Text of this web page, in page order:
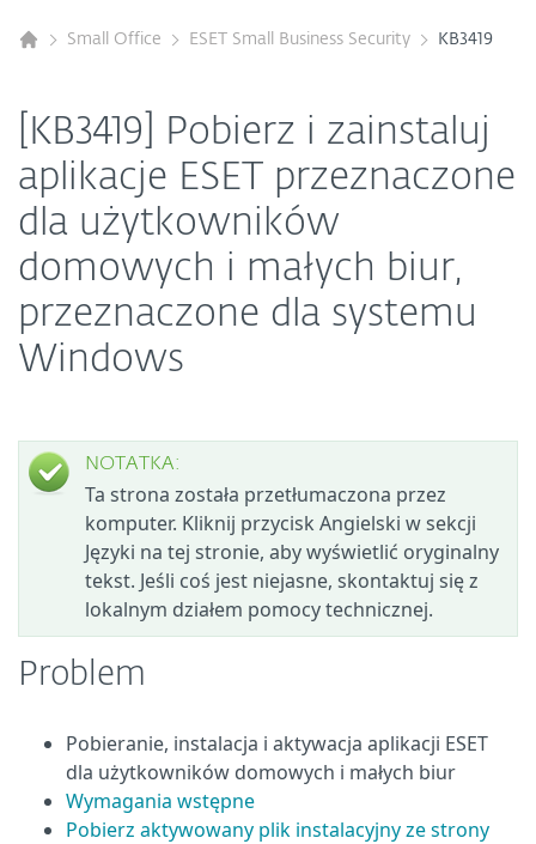
Small Office ESET Small Business Security KB3419
[KB3419] Pobierz i zainstaluj
aplikacje ESET przeznaczone
dla użytkowników
domowych i małych biur,
przeznaczone dla systemu
Windows
NOTATKA:
Ta strona została przetłumaczona przez
komputer. Kliknij przycisk Angielski w sekcji
Języki na tej stronie, aby wyświetlić oryginalny
tekst. Jeśli coś jest niejasne, skontaktuj się z
lokalnym działem pomocy technicznej.
Problem
Pobieranie, instalacja i aktywacja aplikacji ESET
dla użytkowników domowych i małych biur
Wymagania wstępne
Pobierz aktywowany plik instalacyjny ze strony